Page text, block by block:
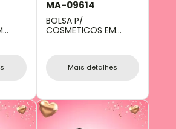
MA-09614
BOLSA P/
COSMETICOS EM
Mais detalhes